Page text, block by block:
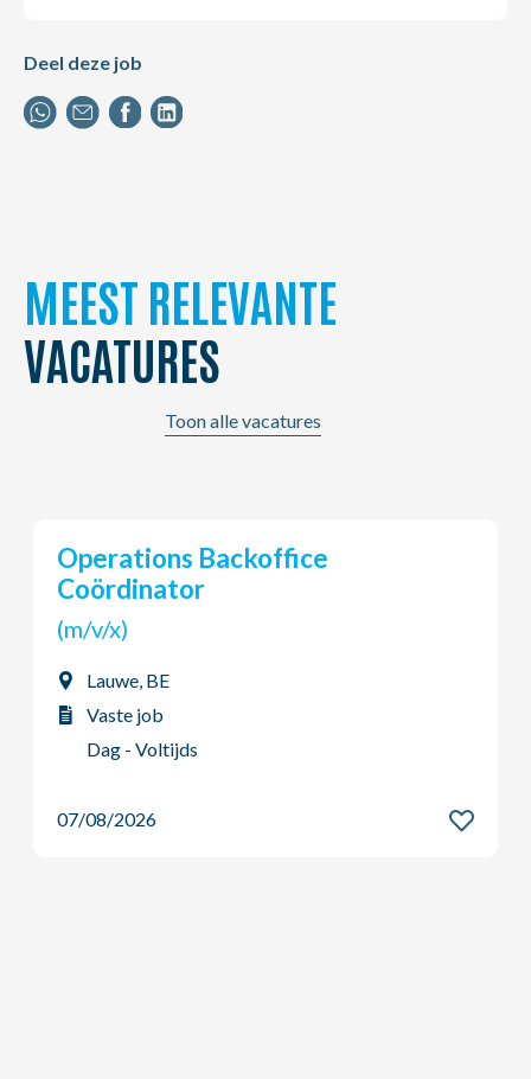
Deel deze job
MEEST RELEVANTE
VACATURES
Toon alle vacatures
Young Potential Planner
(m/v/x)
Ardooie, BE
Vaste job
Dag - Voltijds